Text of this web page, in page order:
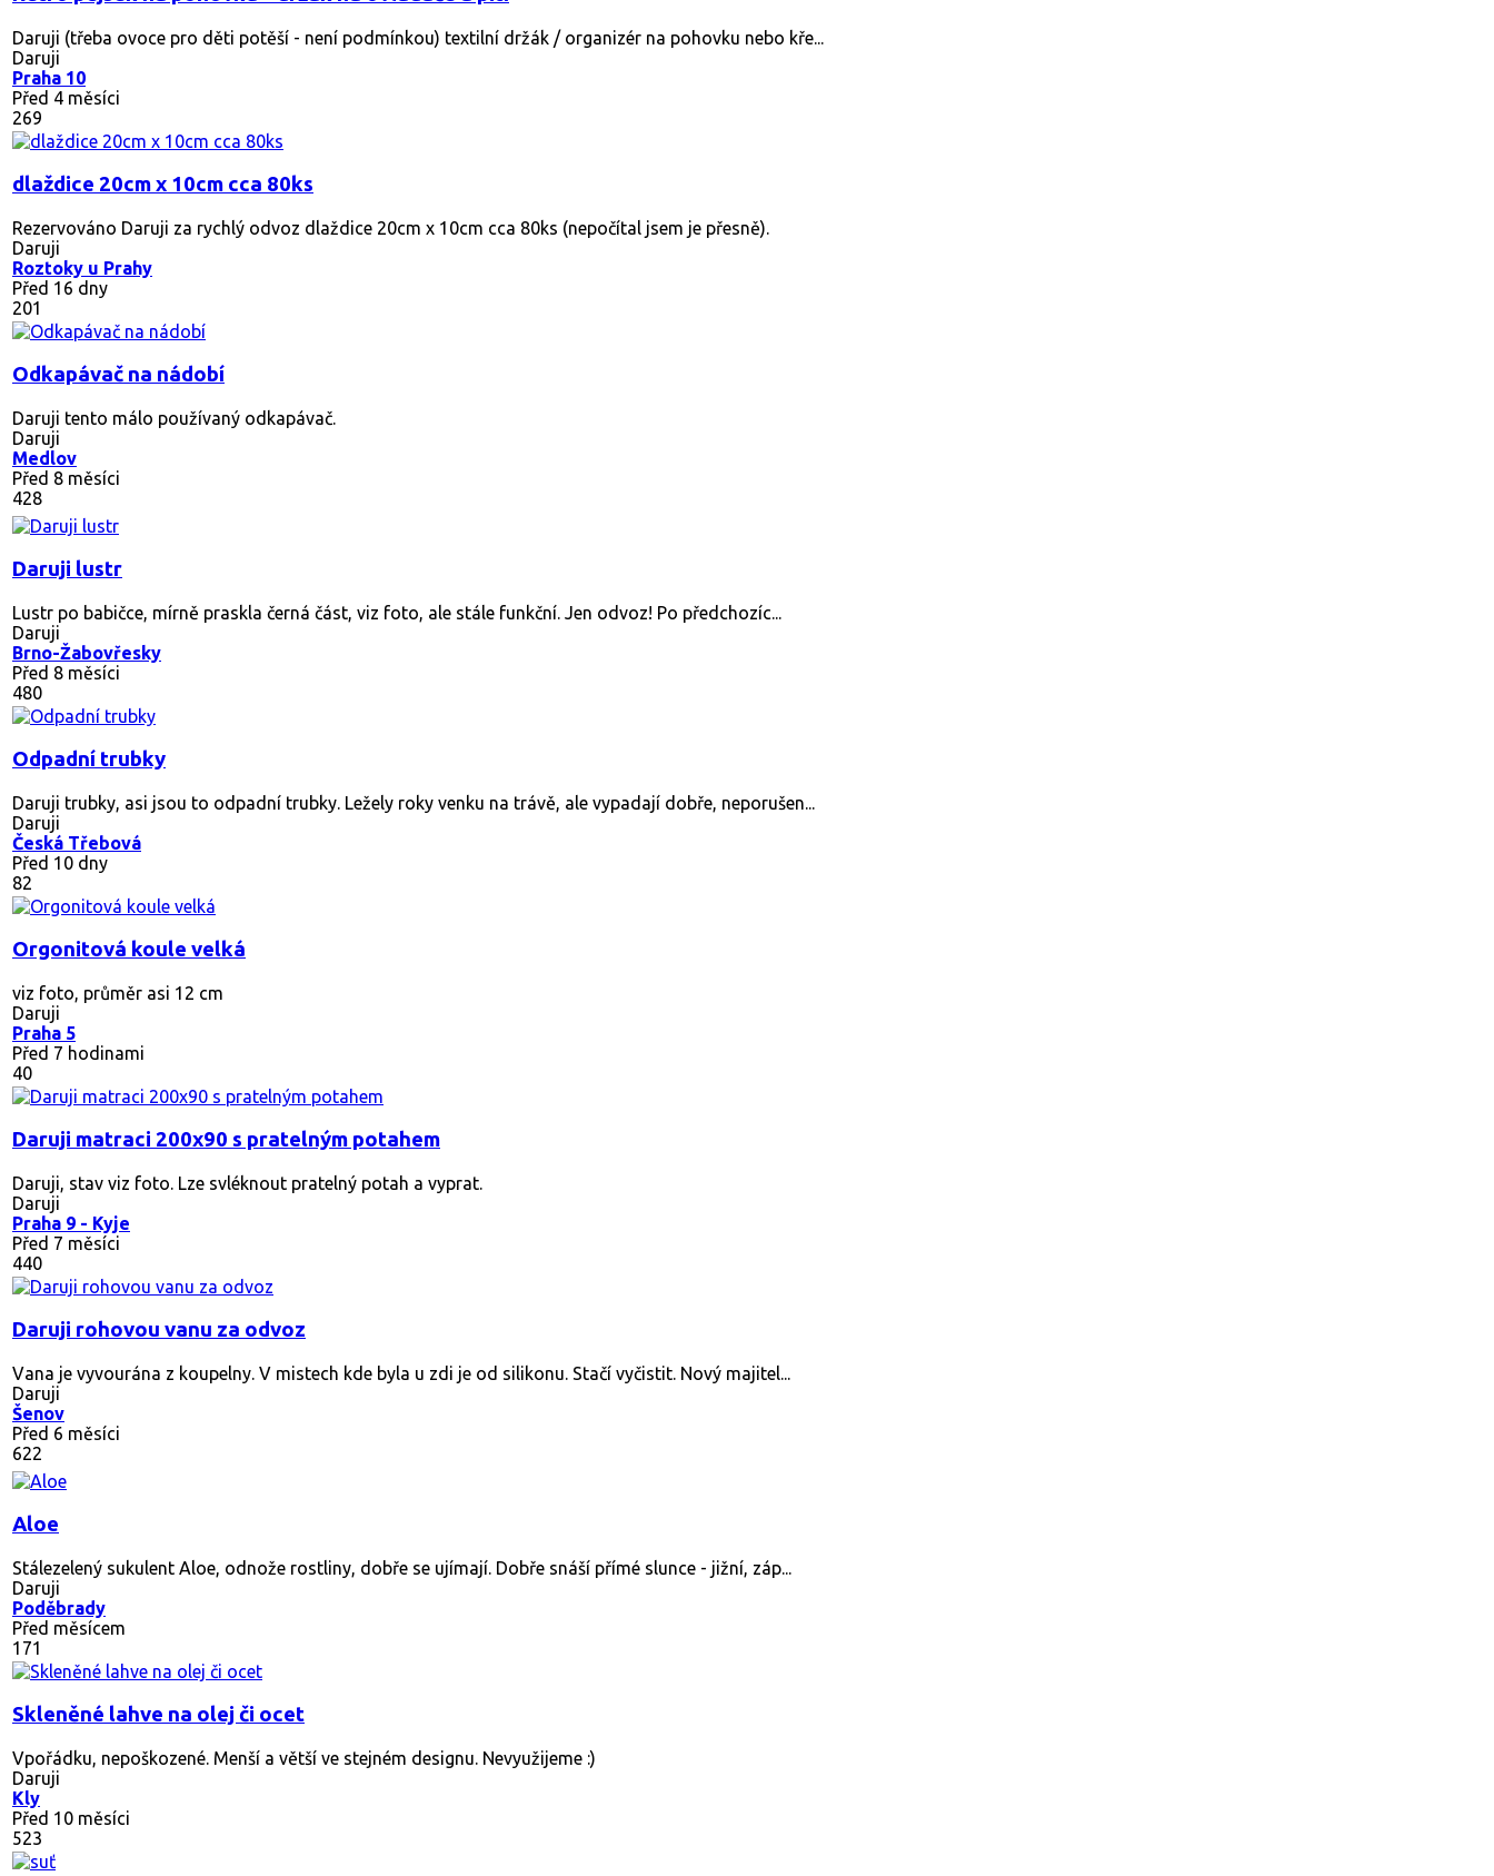
Daruji (třeba ovoce pro děti potěší - není podmínkou) textilní držák / organizér na pohovku nebo kře...
Daruji
Praha 10
Před 4 měsíci
269
dlaždice 20cm x 10cm cca 80ks
Rezervováno Daruji za rychlý odvoz dlaždice 20cm x 10cm cca 80ks (nepočítal jsem je přesně).
Daruji
Roztoky u Prahy
Před 16 dny
201
Odkapávač na nádobí
Daruji tento málo používaný odkapávač.
Daruji
Medlov
Před 8 měsíci
428
Daruji lustr
Lustr po babičce, mírně praskla černá část, viz foto, ale stále funkční. Jen odvoz! Po předchozíc...
Daruji
Brno-Žabovřesky
Před 8 měsíci
480
Odpadní trubky
Daruji trubky, asi jsou to odpadní trubky. Ležely roky venku na trávě, ale vypadají dobře, neporušen...
Daruji
Česká Třebová
Před 10 dny
82
Orgonitová koule velká
viz foto, průměr asi 12 cm
Daruji
Praha 5
Před 7 hodinami
40
Daruji matraci 200x90 s pratelným potahem
Daruji, stav viz foto. Lze svléknout pratelný potah a vyprat.
Daruji
Praha 9 - Kyje
Před 7 měsíci
440
Daruji rohovou vanu za odvoz
Vana je vyvourána z koupelny. V mistech kde byla u zdi je od silikonu. Stačí vyčistit. Nový majitel...
Daruji
Šenov
Před 6 měsíci
622
Aloe
Stálezelený sukulent Aloe, odnože rostliny, dobře se ujímají. Dobře snáší přímé slunce - jižní, záp...
Daruji
Poděbrady
Před měsícem
171
Skleněné lahve na olej či ocet
Vpořádku, nepoškozené. Menší a větší ve stejném designu. Nevyužijeme :)
Daruji
Kly
Před 10 měsíci
523